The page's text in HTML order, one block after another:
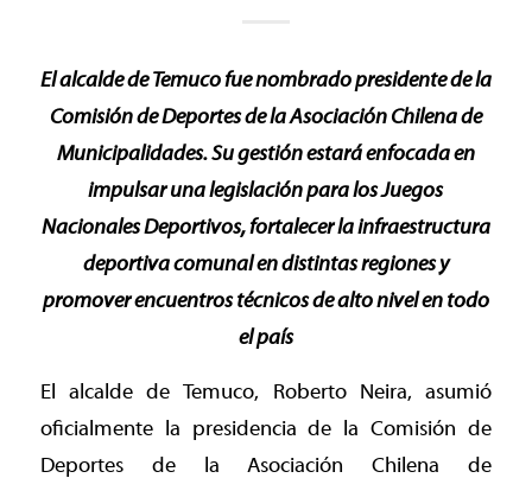
El alcalde de Temuco fue nombrado presidente de la
Comisión de Deportes de la Asociación Chilena de
Municipalidades. Su gestión estará enfocada en
impulsar una legislación para los Juegos
Nacionales Deportivos, fortalecer la infraestructura
deportiva comunal en distintas regiones y
promover encuentros técnicos de alto nivel en todo
el país
El alcalde de Temuco, Roberto Neira, asumió
oficialmente la presidencia de la Comisión de
Deportes de la Asociación Chilena de